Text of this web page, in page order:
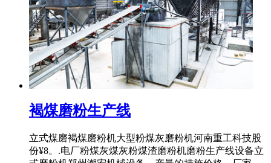
褐煤磨粉生产线
立式煤磨褐煤磨粉机大型粉煤灰磨粉机河南重工科技股
份¥8。.电厂粉煤灰煤灰粉煤渣磨粉机磨粉生产线设备立